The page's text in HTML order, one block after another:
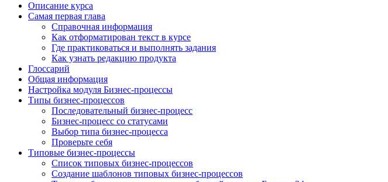
Описание курса
Самая первая глава
Справочная информация
Как отформатирован текст в курсе
Где практиковаться и выполнять задания
Как узнать редакцию продукта
Глоссарий
Общая информация
Настройка модуля Бизнес-процессы
Типы бизнес-процессов
Последовательный бизнес-процесс
Бизнес-процесс со статусами
Выбор типа бизнес-процесса
Проверьте себя
Типовые бизнес-процессы
Список типовых бизнес-процессов
Создание шаблонов типовых бизнес-процессов